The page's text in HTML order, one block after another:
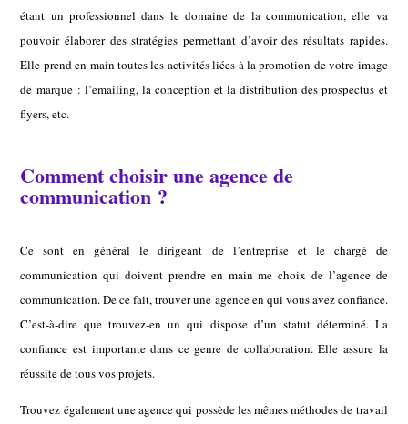
étant un professionnel dans le domaine de la communication, elle va
pouvoir élaborer des stratégies permettant d’avoir des résultats rapides.
Elle prend en main toutes les activités liées à la promotion de votre image
de marque : l’emailing, la conception et la distribution des prospectus et
flyers, etc.
Comment choisir une agence de
communication ?
Ce sont en général le dirigeant de l’entreprise et le chargé de
communication qui doivent prendre en main me choix de l’agence de
communication. De ce fait, trouver une agence en qui vous avez confiance.
C’est-à-dire que trouvez-en un qui dispose d’un statut déterminé. La
confiance est importante dans ce genre de collaboration. Elle assure la
réussite de tous vos projets.
Trouvez également une agence qui possède les mêmes méthodes de travail